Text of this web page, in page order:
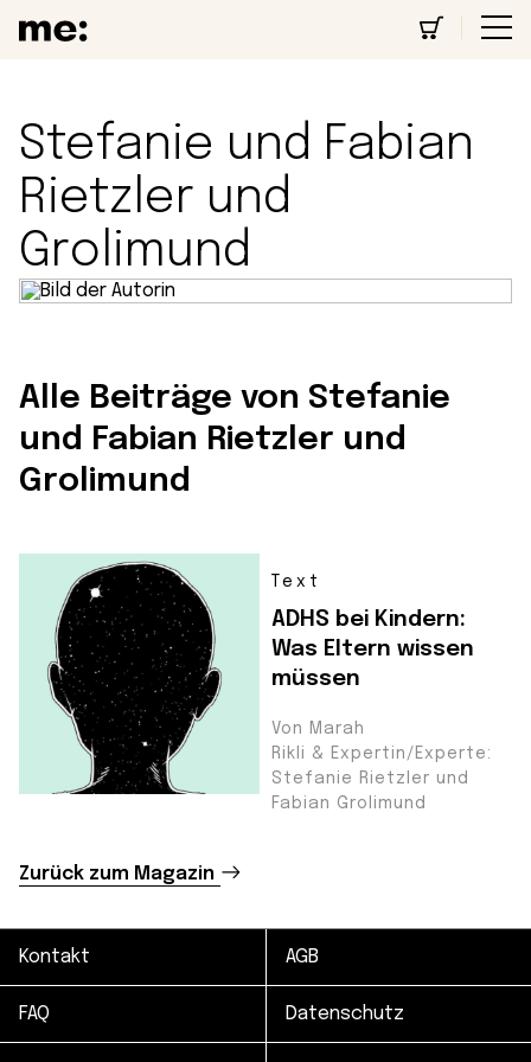
Stefanie und Fabian
Rietzler und
Grolimund
Alle Beiträge von Stefanie
und Fabian Rietzler und
Grolimund
Text
ADHS bei Kindern:
Was Eltern wissen
müssen
Von Marah
Rikli & Expertin/Experte:
Stefanie Rietzler und
Fabian Grolimund
Zurück zum Magazin
Kontakt AGB
FAQ Datenschutz